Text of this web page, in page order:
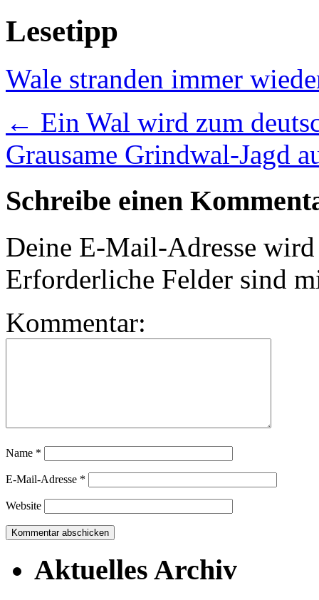
Lesetipp
Wale stranden immer
← Ein Wal wird zum
Grausame Grindwal-Jagd
Schreibe einen
Deine E-Mail-Adresse
Erforderliche Felder sind
Kommentar:
Name *
E-Mail-Adresse *
Website
Aktuelles Archiv